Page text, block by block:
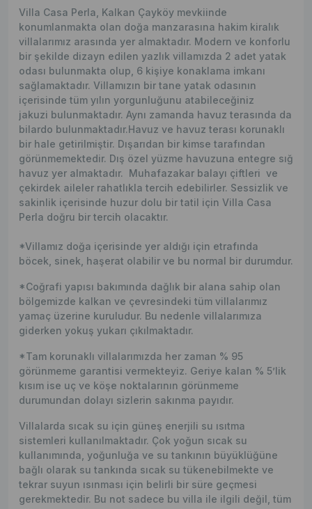
Villa Casa Perla, Kalkan Çayköy mevkiinde
konumlanmakta olan doğa manzarasına hakim kiralık
villalarımız arasında yer almaktadır. Modern ve konforlu
bir şekilde dizayn edilen yazlık villamızda 2 adet yatak
odası bulunmakta olup, 6 kişiye konaklama imkanı
sağlamaktadır. Villamızın bir tane yatak odasının
içerisinde tüm yılın yorgunluğunu atabileceğiniz
jakuzi bulunmaktadır. Aynı zamanda havuz terasında da
bilardo bulunmaktadır.Havuz ve havuz terası korunaklı
bir hale getirilmiştir. Dışarıdan bir kimse tarafından
görünmemektedir. Dış özel yüzme havuzuna entegre sığ
havuz yer almaktadır. Muhafazakar balayı çiftleri ve
çekirdek aileler rahatlıkla tercih edebilirler. Sessizlik ve
sakinlik içerisinde huzur dolu bir tatil için Villa Casa
Perla doğru bir tercih olacaktır.
*Villamız doğa içerisinde yer aldığı için etrafında
böcek, sinek, haşerat olabilir ve bu normal bir durumdur.
*Coğrafi yapısı bakımında dağlık bir alana sahip olan
bölgemizde kalkan ve çevresindeki tüm villalarımız
yamaç üzerine kuruludur. Bu nedenle villalarımıza
giderken yokuş yukarı çıkılmaktadır.
*Tam korunaklı villalarımızda her zaman % 95
görünmeme garantisi vermekteyiz. Geriye kalan % 5’lik
kısım ise uç ve köşe noktalarının görünmeme
durumundan dolayı sizlerin sakınma payıdır.
Villalarda sıcak su için güneş enerjili su ısıtma
sistemleri kullanılmaktadır. Çok yoğun sıcak su
kullanımında, yoğunluğa ve su tankının büyüklüğüne
bağlı olarak su tankında sıcak su tükenebilmekte ve
tekrar suyun ısınması için belirli bir süre geçmesi
gerekmektedir. Bu not sadece bu villa ile ilgili değil, tüm